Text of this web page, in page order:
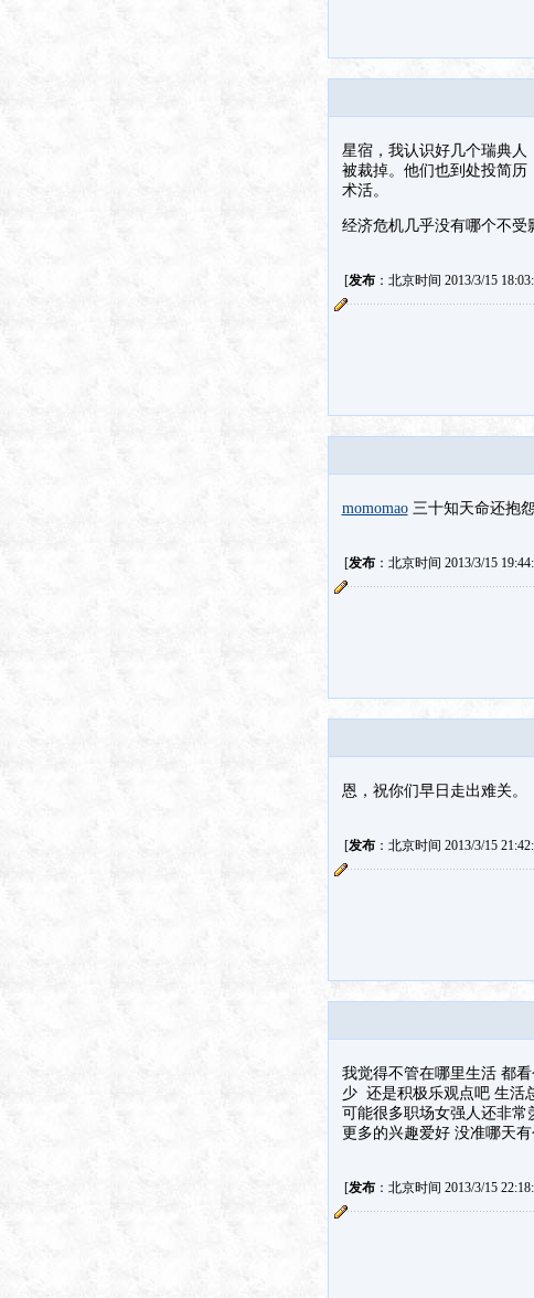
星宿，我认识好几个瑞典人
被裁掉。他们也到处投简
术活。
经济危机几乎没有哪个不受
[发布：北京时间 2013/3/15
momomao三十知天命还抱
[发布：北京时间 2013/3/15
恩，祝你们早日走出难关。
[发布：北京时间 2013/3/15
我觉得不管在哪里生活 都
少 还是积极乐观点吧 生活
可能很多职场女强人还非
更多的兴趣爱好 没准哪天
[发布：北京时间 2013/3/15